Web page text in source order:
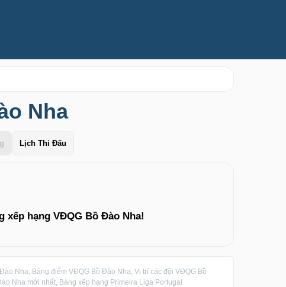
Nha
Lịch Thi Đấu
xếp hạng VĐQG Bồ Đào Nha!
Nha, Bảng điểm VĐQG Bồ Đào Nha, Vị trí các đội VĐQG Bồ
Nha mới nhất, Bảng xếp hạng Primeira Liga Portugal